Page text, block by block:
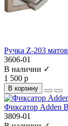
Ручка Z-203
3606-01
В наличии ✓
1 500 р
В корзину
Фиксатор Adden
3809-01